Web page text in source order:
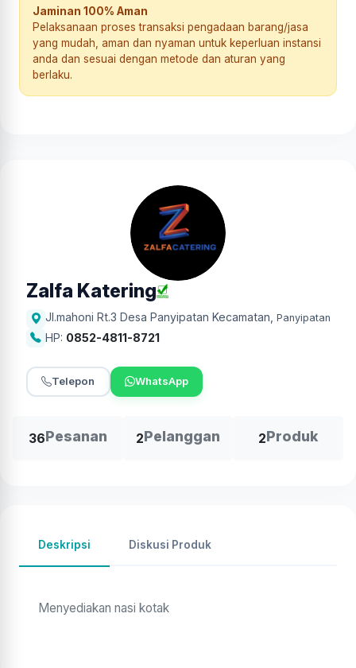
Jaminan 100% Aman
Pelaksanaan proses transaksi pengadaan barang/jasa
yang mudah, aman dan nyaman untuk keperluan instansi
anda dan sesuai dengan metode dan aturan yang
berlaku.
Zalfa Katering
Jl.mahoni Rt.3 Desa Panyipatan Kecamatan Panyipatan
HP: 0852-4811-8721
Telepon WhatsApp
36Pesanan 2Pelanggan 2Produk
Deskripsi Diskusi Produk
Menyediakan nasi kotak